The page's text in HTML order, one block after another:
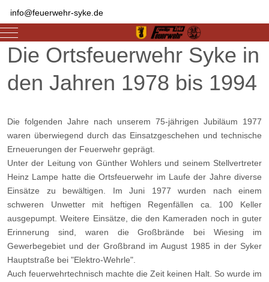
info@feuerwehr-syke.de
Mobile Menu Toggle
Die Ortsfeuerwehr Syke in
den Jahren 1978 bis 1994
Die folgenden Jahre nach unserem 75-jährigen Jubiläum 1977
waren überwiegend durch das Einsatzgeschehen und technische
Erneuerungen der Feuerwehr geprägt.
Unter der Leitung von Günther Wohlers und seinem Stellvertreter
Heinz Lampe hatte die Ortsfeuerwehr im Laufe der Jahre diverse
Einsätze zu bewältigen. Im Juni 1977 wurden nach einem
schweren Unwetter mit heftigen Regenfällen ca. 100 Keller
ausgepumpt. Weitere Einsätze, die den Kameraden noch in guter
Erinnerung sind, waren die Großbrände bei Wiesing im
Gewerbegebiet und der Großbrand im August 1985 in der Syker
Hauptstraße bei "Elektro-Wehrle".
Auch feuerwehrtechnisch machte die Zeit keinen Halt. So wurde im